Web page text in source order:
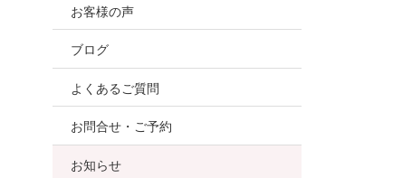
お客様の声
ブログ
よくあるご質問
お問合せ・ご予約
お知らせ